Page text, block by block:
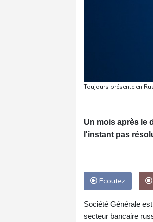
Toujours présente en
Un mois après le
l'instant pas
Ecoutez
Société Générale
secteur bancaire